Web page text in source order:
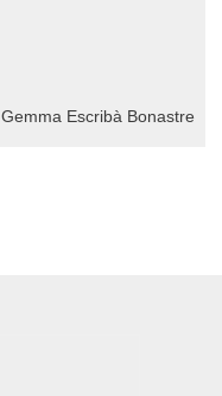
Gemma Escribà Bonastre